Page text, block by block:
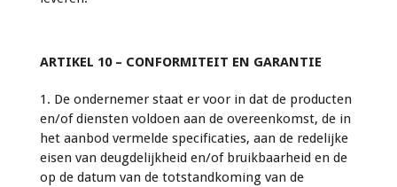
ARTIKEL 10 – CONFORMITEIT EN GARANTIE
1. De ondernemer staat er voor in dat de producten
en/of diensten voldoen aan de overeenkomst, de in
het aanbod vermelde specificaties, aan de redelijke
eisen van deugdelijkheid en/of bruikbaarheid en de
op de datum van de totstandkoming van de